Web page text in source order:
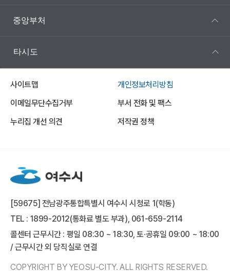
중앙부처
타시도
사이트맵
개인정보처리방침
이메일무단수집거부
부서 전화 및 팩스
누리집 개선 의견
저작권 정책
[59675] 전남광주통합특별시 여수시 시청로 1(학동)
TEL : 1899-2012(통화료 별도 부과), 061-659-2114
콜센터 근무시간 : 평일 08:30 ~ 18:30, 토·공휴일 09:00 ~ 18:00
/ 근무시간 외 당직실로 연결
COPYRIGHT BY YEOSU-CITY. ALL RIGHTS RESERVED.